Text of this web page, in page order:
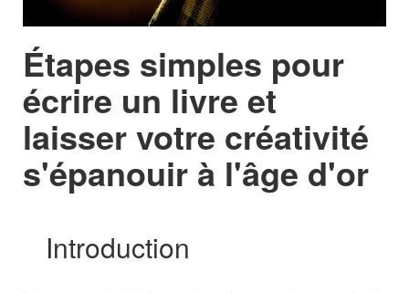
Étapes simples pour
écrire un livre et
laisser votre créativité
s'épanouir à l'âge d'or
Introduction